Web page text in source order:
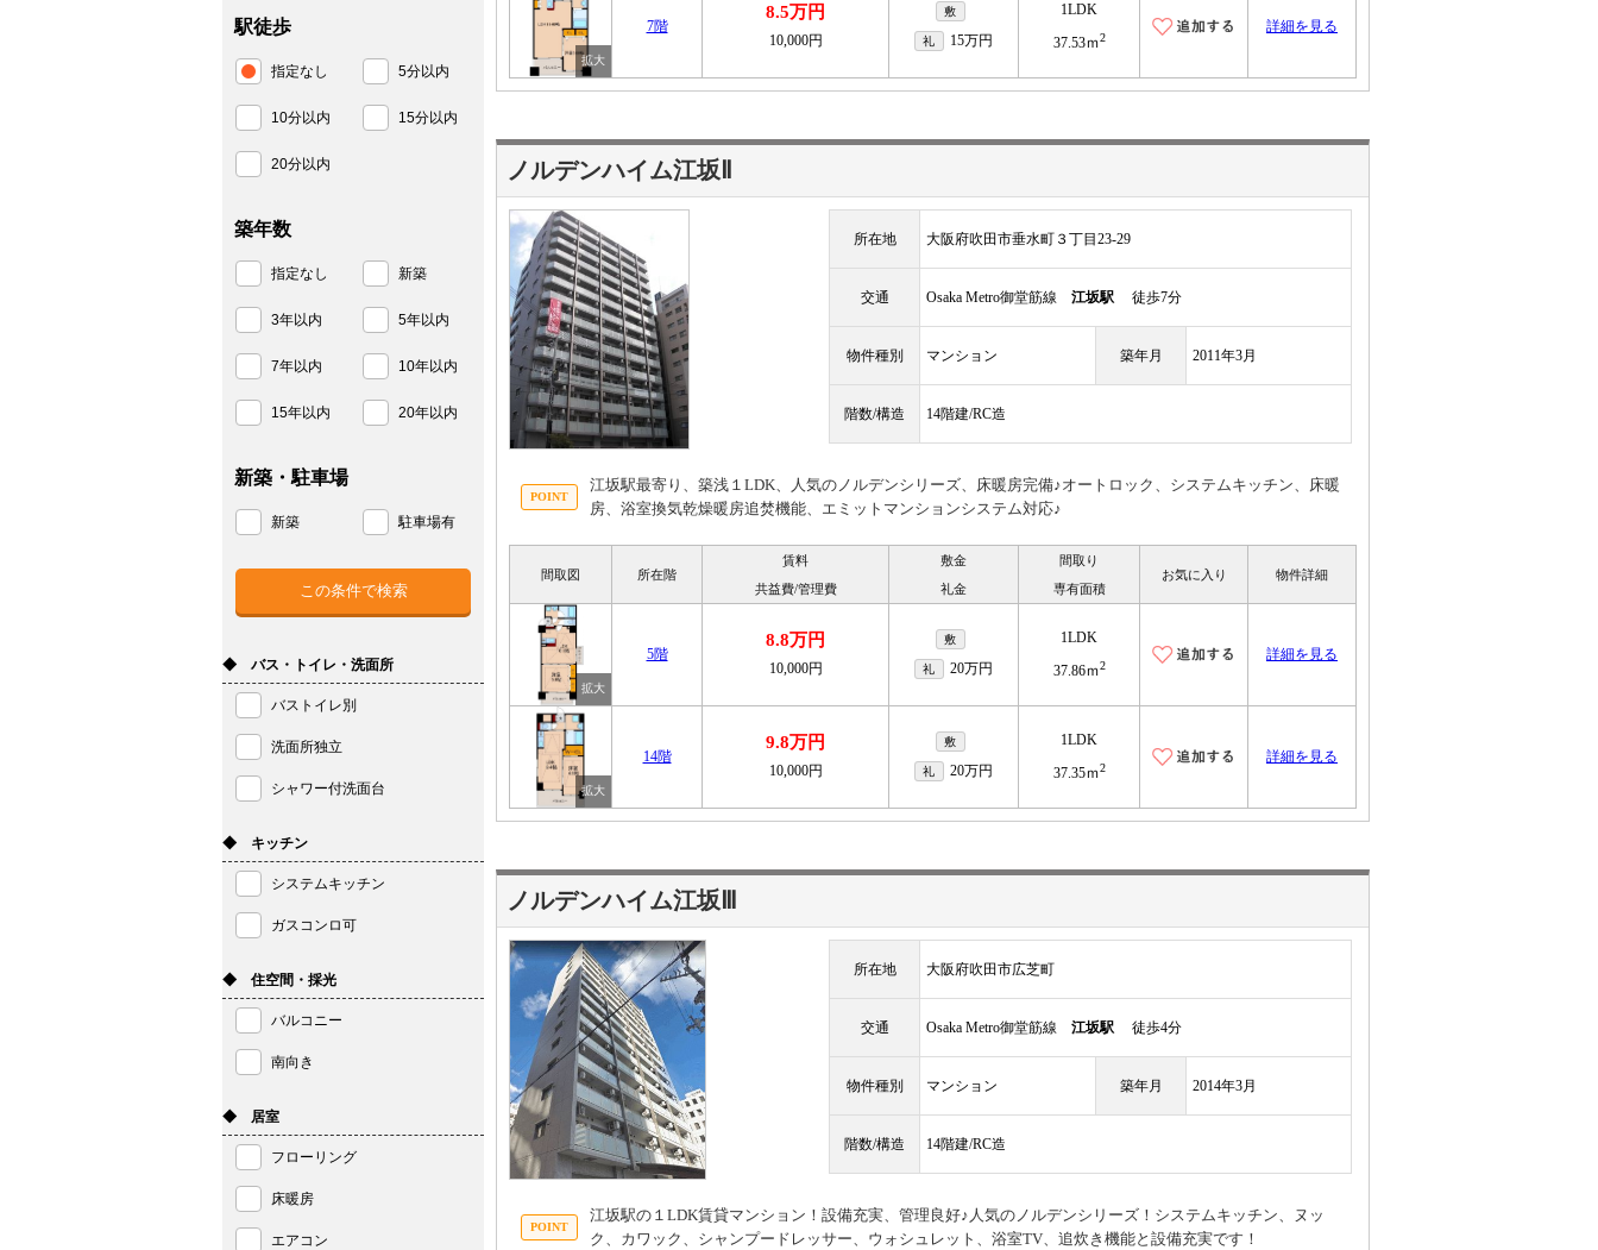
7階
8.5万円
10,000円
敷
礼 15万円
1LDK
37.53ｍ2
詳細を見る
ノルデンハイム江坂Ⅱ
所在地 大阪府吹田市垂水町３丁目23-29
交通 Osaka Metro御堂筋線 江坂駅 徒歩7分
物件種別 マンション 築年月 2011年3月
階数/構造 14階建/RC造
江坂駅最寄り、築浅１LDK、人気のノルデンシリーズ、床暖房完備♪オートロック、システムキッチン、床暖
房、浴室換気乾燥暖房追焚機能、エミットマンションシステム対応♪
間取図 所在階
賃料
共益費/管理費
敷金
礼金
間取り
専有面積
お気に入り 物件詳細
5階
8.8万円
10,000円
敷
礼 20万円
1LDK
37.86ｍ2
詳細を見る
14階
9.8万円
10,000円
敷
礼 20万円
1LDK
37.35ｍ2
詳細を見る
ノルデンハイム江坂Ⅲ
所在地 大阪府吹田市広芝町
交通 Osaka Metro御堂筋線 江坂駅 徒歩4分
物件種別 マンション 築年月 2014年3月
階数/構造 14階建/RC造
江坂駅の１LDK賃貸マンション！設備充実、管理良好♪人気のノルデンシリーズ！システムキッチン、ヌッ
ク、カワック、シャンプードレッサー、ウォシュレット、浴室TV、追炊き機能と設備充実です！
駅徒歩
指定なし 5分以内
10分以内 15分以内
20分以内
築年数
指定なし 新築
3年以内 5年以内
7年以内 10年以内
15年以内 20年以内
新築・駐車場
新築 駐車場有
◆ バス・トイレ・洗面所
バストイレ別
洗面所独立
シャワー付洗面台
◆ キッチン
システムキッチン
ガスコンロ可
◆ 住空間・採光
バルコニー
南向き
◆ 居室
フローリング
床暖房
エアコン